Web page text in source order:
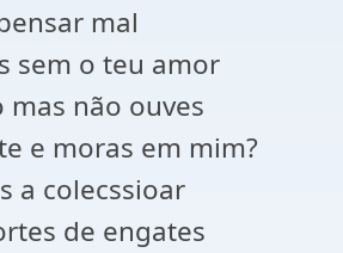
mal
sem o teu amor
mas não ouves
e moras em mim?
a colecssioar
de engates